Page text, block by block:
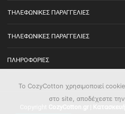
ΤΗΛΕΦΩΝΙΚΈΣ ΠΑΡΑΓΓΕΛΊΕΣ
ΤΗΛΕΦΩΝΙΚΈΣ ΠΑΡΑΓΓΕΛΊΕΣ
ΠΛΗΡΟΦΟΡΊΕΣ
Το CozyCotton χρησιμοποιεί
στο site, αποδέχεστε